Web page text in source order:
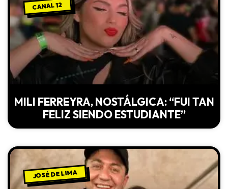
CANAL 12
MILI FERREYRA, NOSTÁLGICA: “FUI TAN
FELIZ SIENDO ESTUDIANTE”
JOSÉ DE LIMA